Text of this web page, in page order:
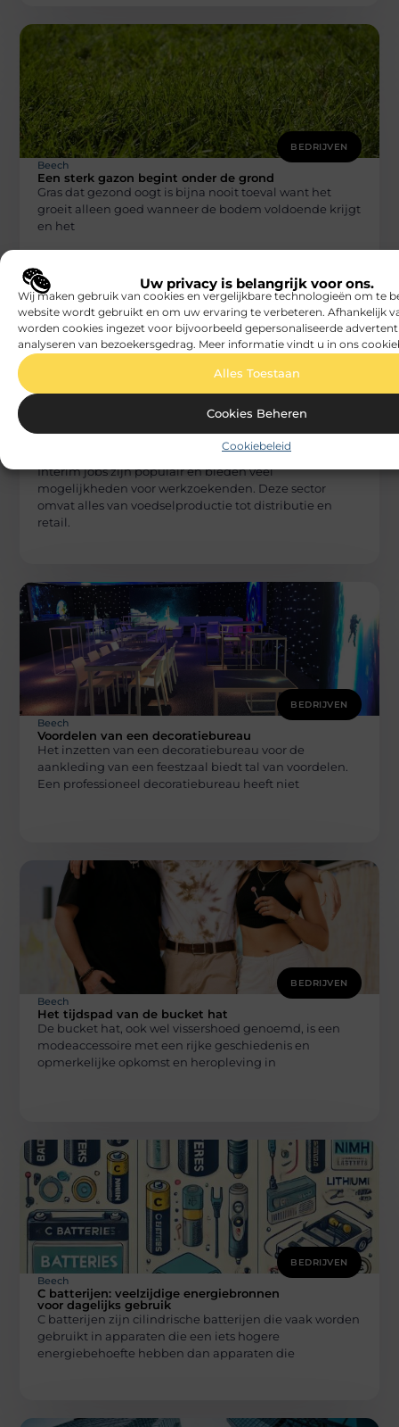
Uw privacy is belangrijk voor ons.
Wij maken gebruik van cookies en vergelijkbare technologieën om te
website wordt gebruikt en om uw ervaring te verbeteren. Afhankelijk
worden cookies ingezet voor bijvoorbeeld gepersonaliseerde
analyseren van bezoekersgedrag. Meer informatie vindt u in ons
Alles Toestaan
Cookies Beheren
Cookiebeleid
BEDRIJVEN
Beech
Een sterk gazon begint onder de grond
Gras dat gezond oogt is bijna nooit toeval want het
groeit alleen goed wanneer de bodem voldoende krijgt
en het
Interim jobs zijn populair en bieden veel
mogelijkheden voor werkzoekenden. Deze sector
omvat alles van voedselproductie tot distributie en
retail.
BEDRIJVEN
Beech
Voordelen van een decoratiebureau
Het inzetten van een decoratiebureau voor de
aankleding van een feestzaal biedt tal van voordelen.
Een professioneel decoratiebureau heeft niet
BEDRIJVEN
Beech
Het tijdspad van de bucket hat
De bucket hat, ook wel vissershoed genoemd, is een
modeaccessoire met een rijke geschiedenis en
opmerkelijke opkomst en heropleving in
BEDRIJVEN
Beech
C batterijen: veelzijdige energiebronnen
voor dagelijks gebruik
C batterijen zijn cilindrische batterijen die vaak worden
gebruikt in apparaten die een iets hogere
energiebehoefte hebben dan apparaten die